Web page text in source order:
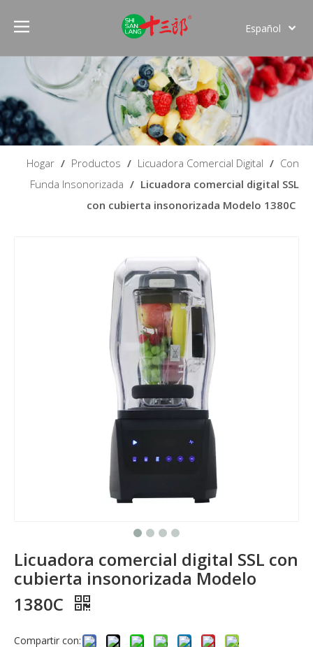
Español
Hogar / Productos / Licuadora Comercial Digital / Con
Funda Insonorizada / Licuadora comercial digital SSL
con cubierta insonorizada Modelo 1380C
Licuadora comercial digital SSL con
cubierta insonorizada Modelo
1380C
Compartir con: